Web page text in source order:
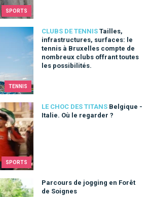
SPORTS
TENNIS
CLUBS DE TENNIS Tailles,
infrastructures, surfaces: le
tennis à Bruxelles compte de
nombreux clubs offrant toutes
les possibilités.
surfaces: le tennis à Bruxelles
SPORTS
LE CHOC DES TITANS Belgique -
Italie. Où le regarder ?
le regarder ?
Parcours de jogging en Forêt
de Soignes
en Forêt de Soignes